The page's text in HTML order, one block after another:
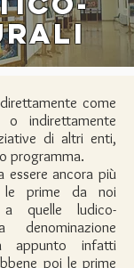
come
indirettamente
di altri enti,
programma.
essere ancora più
le prime da noi
a quelle ludico-
appunto infatti
poi le prime